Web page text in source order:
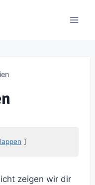
zeigen wir dir